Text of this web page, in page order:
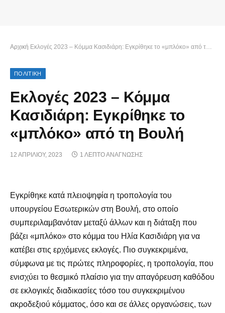
Αρχική Εκλογές 2023 – Κόμμα Κασιδιάρη: Εγκρίθηκε το «μπλόκο» από τη Βουλή
ΠΟΛΙΤΙΚΗ
Εκλογές 2023 – Κόμμα
Κασιδιάρη: Εγκρίθηκε το
«μπλόκο» από τη Βουλή
12 ΑΠΡΙΛΊΟΥ, 2023 1 ΛΕΠΤΌ ΑΝΆΓΝΩΣΗΣ
Εγκρίθηκε κατά πλειοψηφία η τροπολογία του
υπουργείου Εσωτερικών στη Βουλή, στο οποίο
συμπεριλαμβανόταν μεταξύ άλλων και η διάταξη που
βάζει «μπλόκο» στο κόμμα του Ηλία Κασιδιάρη για να
κατέβει στις ερχόμενες εκλογές. Πιο συγκεκριμένα,
σύμφωνα με τις πρώτες πληροφορίες, η τροπολογία, που
ενισχύει το θεσμικό πλαίσιο για την απαγόρευση καθόδου
σε εκλογικές διαδικασίες τόσο του συγκεκριμένου
ακροδεξιού κόμματος, όσο και σε άλλες οργανώσεις, των